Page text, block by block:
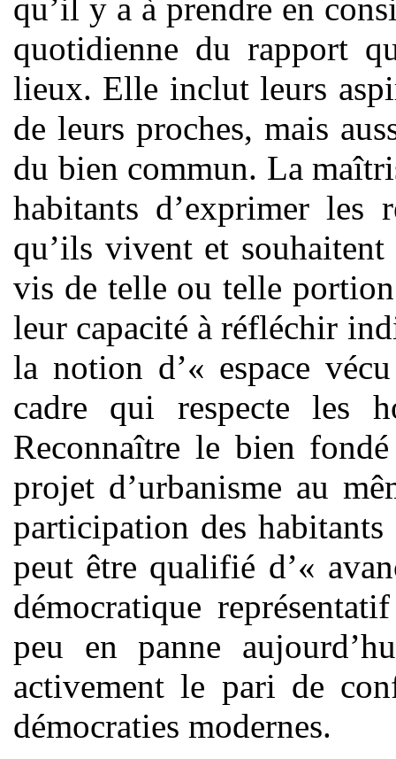
qu’il y a à prendre en
quotidienne du rapport
lieux. Elle inclut leurs
de leurs proches, mais
du bien commun. La
habitants d’exprimer les
qu’ils vivent et
vis de telle ou telle
leur capacité à réfléchir
la notion d’« espace
cadre qui respecte les
Reconnaître le bien
projet d’urbanisme au
participation des
peut être qualifié d’«
démocratique
peu en panne
activement le pari de
démocraties modernes.